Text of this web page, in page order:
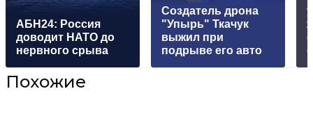
АБН24: Россия
доводит НАТО до
нервного срыва
Создатель дрона
"Упырь" Ткачук
выжил при
подрыве его авто
Похожие